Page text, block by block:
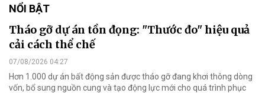
NỔI BẬT
Tháo gỡ dự án tồn đọng: "Thước đo" hiệu quả
cải cách thể chế
07/08/2026 04:27
Hơn 1.000 dự án bất động sản được tháo gỡ đang khơi thông dòng
vốn, bổ sung nguồn cung và tạo động lực mới cho quá trình phục